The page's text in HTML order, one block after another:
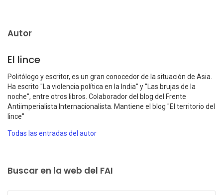
Autor
El lince
Politólogo y escritor, es un gran conocedor de la situación de Asia.
Ha escrito "La violencia política en la India" y "Las brujas de la
noche", entre otros libros. Colaborador del blog del Frente
Antiimperialista Internacionalista. Mantiene el blog "El territorio del
lince"
Todas las entradas del autor
Buscar en la web del FAI